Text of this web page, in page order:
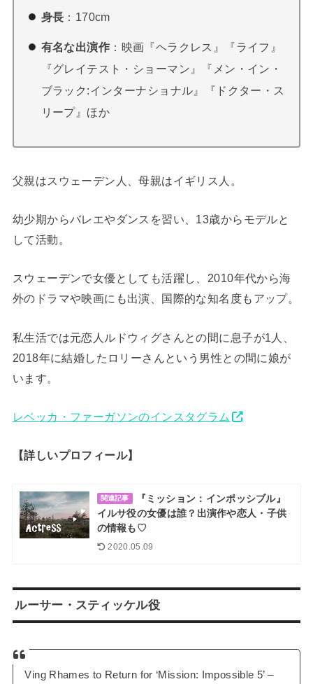
身長 ：170cm
有名な出演作 ：映画『ヘラクレス』『ライフ』
『グレイテスト・ショーマン』『メン・イン・
ブラック:インターナショナル』『ドクター・ス
リープ』ほか
父親はスウェーデン人、母親はイギリス人。
幼少期からバレエやダンスを習い、13歳からモデルと
して活動。
スウェーデンで女優としても活躍し、2010年代から海
外のドラマや映画にも出演、国際的な知名度もアップ。
私生活では元恋人ルドウィグさんとの間に息子が1人、
2018年に結婚したロリーさんという男性との間に娘が
います。
レベッカ・ファーガソンのインスタグラム
【詳しいプロフィール】
関連記事
『ミッション：インポッシブル』
イルサ役の女優は誰？出演作や恋人・子供
の情報も♡
2020.05.09
ルーサー・スティッケル役
Ving Rhames to Return for ‘Mission: Impossible 5’ –